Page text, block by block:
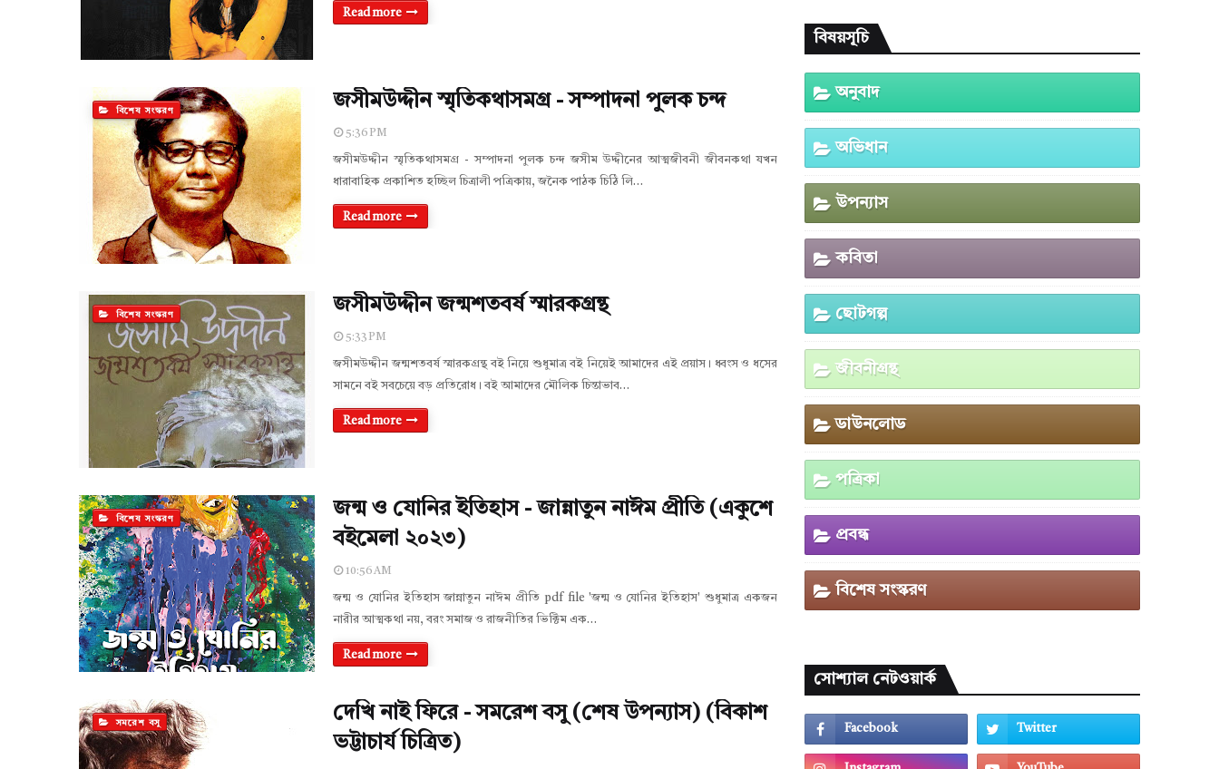
Read more
বিশেষ সংস্করণ জসীমউদ্দীন স্মৃতিকথাসমগ্র - সম্পাদনা পুলক চন্দ
5:36 PM
জসীমউদ্দীন স্মৃতিকথাসমগ্র - সম্পাদনা পুলক চন্দ জসীম উদ্দীনের আত্মজীবনী জীবনকথা যখন
ধারাবাহিক প্রকাশিত হচ্ছিল চিত্রালী পত্রিকায়, জনৈক পাঠক চিঠি লি…
Read more
বিশেষ সংস্করণ জসীমউদ্দীন জন্মশতবর্ষ স্মারকগ্রন্থ
5:33 PM
জসীমউদ্দীন জন্মশতবর্ষ স্মারকগ্রন্থ বই নিয়ে শুধুমাত্র বই নিয়েই আমাদের এই প্রয়াস। ধ্বংস ও ধসের
সামনে বই সবচেয়ে বড় প্রতিরোধ। বই আমাদের মৌলিক চিন্তাভাব…
Read more
বিশেষ সংস্করণ
জন্ম ও যোনির ইতিহাস - জান্নাতুন নাঈম প্রীতি (একুশে
বইমেলা ২০২৩)
10:56 AM
জন্ম ও যোনির ইতিহাস জান্নাতুন নাঈম প্রীতি pdf file 'জন্ম ও যোনির ইতিহাস' শুধুমাত্র একজন
নারীর আত্মকথা নয়, বরং সমাজ ও রাজনীতির ভিক্টিম এক…
Read more
সমরেশ বসু
দেখি নাই ফিরে - সমরেশ বসু (শেষ উপন্যাস) (বিকাশ
ভট্টাচার্য চিত্রিত)
বিষয়সূচি
অনুবাদ
অভিধান
উপন্যাস
কবিতা
ছোটগল্প
জীবনীগ্রন্থ
ডাউনলোড
পত্রিকা
প্রবন্ধ
বিশেষ সংস্করণ
সোশ্যাল নেটওয়ার্ক